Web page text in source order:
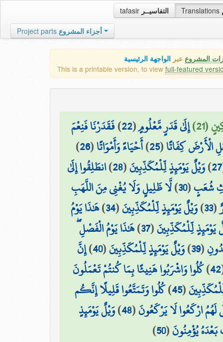
tafasir التفاسيــر Translations
Project parts أجزاء المشروع
المشروع عبر الواجهة الرئيسية
This is a printable version, to view full-featured
(21) إِلَىٰ قَدَرٍ مَّعْلُومٍ(
22
)فَقَدَرْنَا فَنِعْمَ
الْأَرْضَ كِفَاتًا(
25
)أَحْيَاءً وَأَمْوَاتًا(
26
)
27
)وَيْلٌ يَوْمَئِذٍ لِّلْمُكَذِّبِينَ(
28
)انطَلِقُوا إِلَىٰ
شُعَبٍ(
30
)لَّا ظَلِيلٍ وَلَا يُغْنِي مِنَ اللَّهَبِ
(
33
)وَيْلٌ يَوْمَئِذٍ لِّلْمُكَذِّبِينَ(
34
)هَٰذَا يَوْمُ
يَوْمَئِذٍ لِّلْمُكَذِّبِينَ(
37
)هَٰذَا يَوْمُ الْفَصْلِ ۖ
(
39
)وَيْلٌ يَوْمَئِذٍ لِّلْمُكَذِّبِينَ(
40
)إِنَّ
42
)كُلُوا وَاشْرَبُوا هَنِيئًا بِمَا كُنتُمْ تَعْمَلُونَ
(
45
)كُلُوا وَتَمَتَّعُوا قَلِيلًا إِنَّكُم
لَهُمُ ارْكَعُوا لَا يَرْكَعُونَ(
48
)وَيْلٌ يَوْمَئِذٍ
يُؤْمِنُونَ(
50
)